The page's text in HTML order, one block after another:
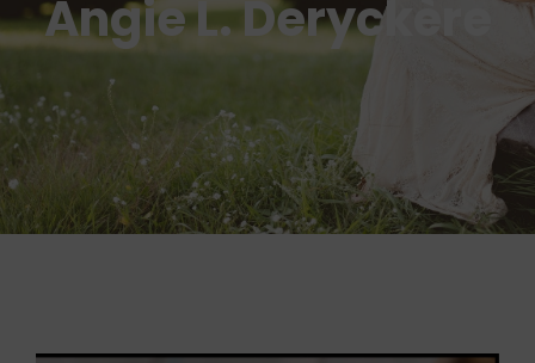
Angie L. Deryckère